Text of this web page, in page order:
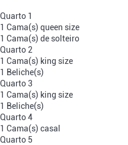
Quarto 1
1 Cama(s) queen size
1 Cama(s) de solteiro
Quarto 2
1 Cama(s) king size
1 Beliche(s)
Quarto 3
1 Cama(s) king size
1 Beliche(s)
Quarto 4
1 Cama(s) casal
Quarto 5